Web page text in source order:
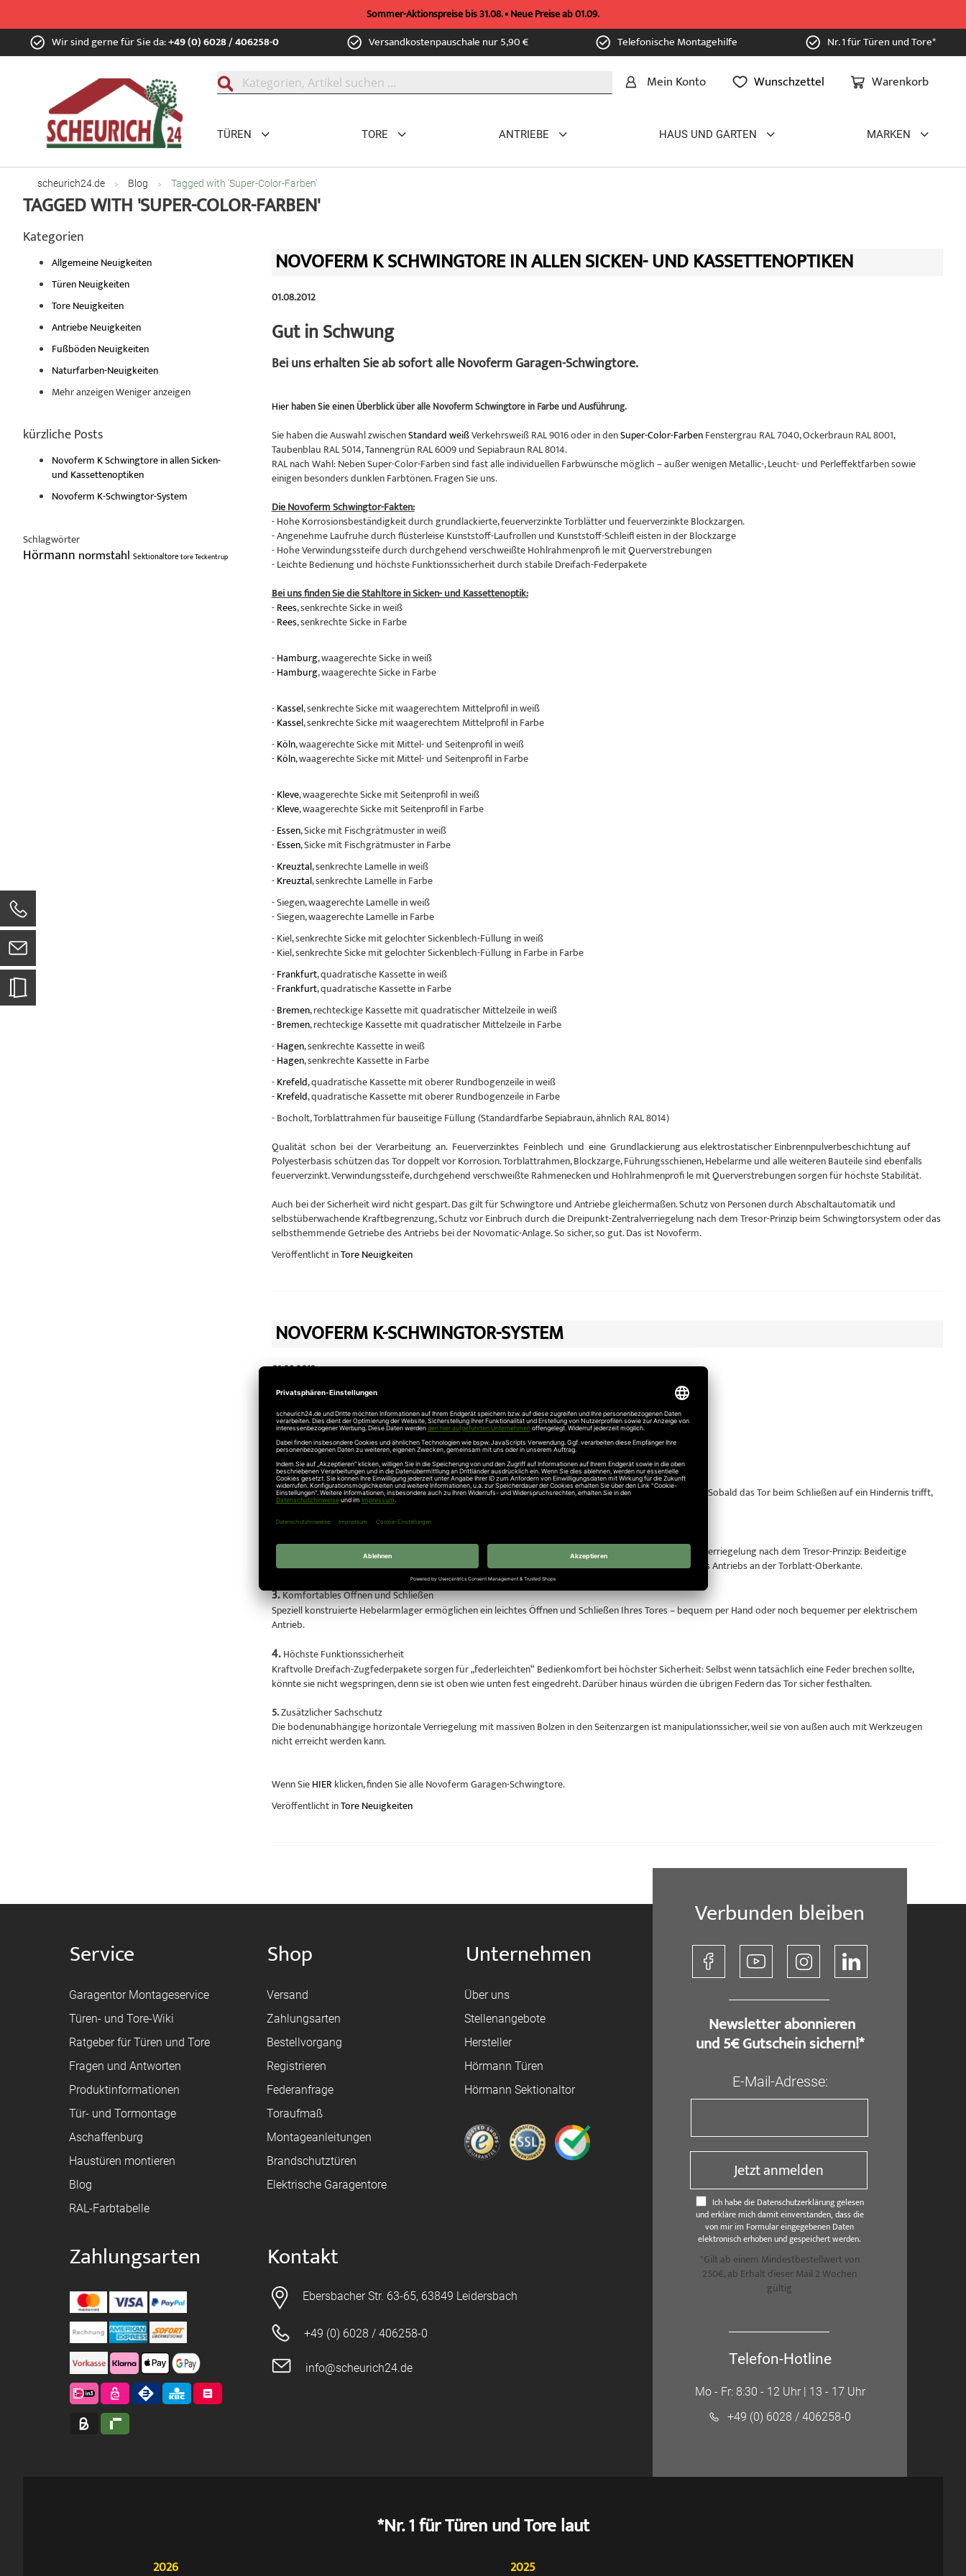
Sommer-Aktionspreise bis 31.08. • Neue Preise ab 01.09.
Zum
Inhalt Wir sind gerne für Sie da:+49 (0) 6028 / 406258-0 Versandkostenpauschale nur 5,90 € Telefonische Montagehilfe Nr. 1 für Türen und Tore*
Warenkorb
Mein Konto Wunschzettel
TÜREN TORE ANTRIEBE HAUS UND GARTEN MARKEN
scheurich24.de Blog Tagged with 'Super-Color-Farben'
TAGGED WITH 'SUPER-COLOR-FARBEN'
NOVOFERM K SCHWINGTORE IN ALLEN SICKEN- UND KASSETTENOPTIKEN
01.08.2012
Gut in Schwung
Bei uns erhalten Sie ab sofort alle Novoferm Garagen-Schwingtore.
Hier haben Sie einen Überblick über alle Novoferm Schwingtore in Farbe und Ausführung.
Sie haben die Auswahl zwischenStandard weißVerkehrsweiß RAL 9016 oder in denSuper-Color-FarbenFenstergrau RAL 7040, Ockerbraun RAL 8001,
Taubenblau RAL 5014, Tannengrün RAL 6009 und Sepiabraun RAL 8014.
RAL nach Wahl: Neben Super-Color-Farben sind fast alle individuellen Farbwünsche möglich – außer wenigen Metallic-, Leucht- und Perleffektfarben sowie
einigen besonders dunklen Farbtönen. Fragen Sie uns.
Die Novoferm Schwingtor-Fakten:
- Hohe Korrosionsbeständigkeit durch grundlackierte, feuerverzinkte Torblätter und feuerverzinkte Blockzargen.
- Angenehme Laufruhe durch flüsterleise Kunststoff-Laufrollen und Kunststoff-Schleifl eisten in der Blockzarge
- Hohe Verwindungssteife durch durchgehend verschweißte Hohlrahmenprofi le mit Querverstrebungen
- Leichte Bedienung und höchste Funktionssicherheit durch stabile Dreifach-Federpakete
Bei uns finden Sie die Stahltore in Sicken- und Kassettenoptik:
-Rees, senkrechte Sicke in weiß
-Rees, senkrechte Sicke in Farbe
-Hamburg, waagerechte Sicke in weiß
-Hamburg, waagerechte Sicke in Farbe
-Kassel, senkrechte Sicke mit waagerechtem Mittelprofil in weiß
-Kassel, senkrechte Sicke mit waagerechtem Mittelprofil in Farbe
-Köln, waagerechte Sicke mit Mittel- und Seitenprofil in weiß
-Köln, waagerechte Sicke mit Mittel- und Seitenprofil in Farbe
-Kleve, waagerechte Sicke mit Seitenprofil in weiß
-Kleve, waagerechte Sicke mit Seitenprofil in Farbe
-Essen, Sicke mit Fischgrätmuster in weiß
-Essen, Sicke mit Fischgrätmuster in Farbe
-Kreuztal, senkrechte Lamelle in weiß
-Kreuztal, senkrechte Lamelle in Farbe
- Siegen, waagerechte Lamelle in weiß
- Siegen, waagerechte Lamelle in Farbe
- Kiel, senkrechte Sicke mit gelochter Sickenblech-Füllung in weiß
- Kiel, senkrechte Sicke mit gelochter Sickenblech-Füllung in Farbe in Farbe
-Frankfurt, quadratische Kassette in weiß
-Frankfurt, quadratische Kassette in Farbe
-Bremen, rechteckige Kassette mit quadratischer Mittelzeile in weiß
-Bremen, rechteckige Kassette mit quadratischer Mittelzeile in Farbe
-Hagen, senkrechte Kassette in weiß
-Hagen, senkrechte Kassette in Farbe
-Krefeld, quadratische Kassette mit oberer Rundbogenzeile in weiß
-Krefeld, quadratische Kassette mit oberer Rundbogenzeile in Farbe
- Bocholt, Torblattrahmen für bauseitige Füllung (Standardfarbe Sepiabraun, ähnlich RAL 8014)
Qualität schon bei der Verarbeitung an. Feuerverzinktes Feinblech und eine Grundlackierung aus elektrostatischer Einbrennpulverbeschichtung auf
Polyesterbasis schützen das Tor doppelt vor Korrosion. Torblattrahmen, Blockzarge, Führungsschienen, Hebelarme und alle weiteren Bauteile sind ebenfalls
feuerverzinkt. Verwindungssteife, durchgehend verschweißte Rahmenecken und Hohlrahmenprofi le mit Querverstrebungen sorgen für höchste Stabilität.
Auch bei der Sicherheit wird nicht gespart. Das gilt für Schwingtore und Antriebe gleichermaßen. Schutz von Personen durch Abschaltautomatik und
selbstüberwachende Kraftbegrenzung, Schutz vor Einbruch durch die Dreipunkt-Zentralverriegelung nach dem Tresor-Prinzip beim Schwingtorsystem oder das
selbsthemmende Getriebe des Antriebs bei der Novomatic-Anlage. So sicher, so gut. Das ist Novoferm.
Veröffentlicht inTore Neuigkeiten
NOVOFERM K-SCHWINGTOR-SYSTEM
01.08.2012
Novoferm Schwingtor Modell Rees auch mit Antrieb erhältlich!
Kaufen Sie bei uns online das Novoferm Schwingtor-System.
1.Schützt Menschen: Das Tor, das sich selbst überwacht
Das Novoferm Schwingtor-System ist mit einer selbstüberwachenden Abschaltautomatik ausgestattet. Sobald das Tor beim Schließen auf ein Hindernis trifft,
ganz gleich, ob Gegenstand oder Person, stoppt und öffnet es sofort beim geringsten Widerstand.
Das automatische Novoferm Schwingtor-System schützt Ihr Eigentum zusätzlich durch eine Dreipunktverriegelung nach dem Tresor-Prinzip: Beideitige
Verriegelung durch massive Bolzen in der Zarge, zusätzliche Verriegelung durch die Selbsthemmung des Antriebs an der Torblatt-Oberkante.
3.Komfortables Öffnen und Schließen
Speziell konstruierte Hebelarmlager ermöglichen ein leichtes Öffnen und Schließen Ihres Tores – bequem per Hand oder noch bequemer per elektrischem
Antrieb.
4. Höchste Funktionssicherheit
Kraftvolle Dreifach-Zugfederpakete sorgen für „federleichten“ Bedienkomfort bei höchster Sicherheit: Selbst wenn tatsächlich eine Feder brechen sollte,
könnte sie nicht wegspringen, denn sie ist oben wie unten fest eingedreht. Darüber hinaus würden die übrigen Federn das Tor sicher festhalten.
5.Zusätzlicher Sachschutz
Die bodenunabhängige horizontale Verriegelung mit massiven Bolzen in den Seitenzargen ist manipulationssicher, weil sie von außen auch mit Werkzeugen
nicht erreicht werden kann.
Wenn SieHIER klicken, finden Sie alle Novoferm Garagen-Schwingtore.
Veröffentlicht inTore Neuigkeiten
Kategorien
Allgemeine Neuigkeiten
Türen Neuigkeiten
Tore Neuigkeiten
Antriebe Neuigkeiten
Fußböden Neuigkeiten
Naturfarben-Neuigkeiten
Mehr anzeigenWeniger anzeigen
kürzliche Posts
Novoferm K Schwingtore in allen Sicken-
und Kassettenoptiken
Novoferm K-Schwingtor-System
Schlagwörter
Hörmann normstahl SektionaltoretoreTeckentrup
Service
Garagentor Montageservice
Türen- und Tore-Wiki
Ratgeber für Türen und Tore
Fragen und Antworten
Produktinformationen
Tür- und Tormontage
Aschaffenburg
Haustüren montieren
Blog
RAL-Farbtabelle
Shop
Versand
Zahlungsarten
Bestellvorgang
Registrieren
Federanfrage
Toraufmaß
Montageanleitungen
Brandschutztüren
Elektrische Garagentore
Unternehmen
Über uns
Stellenangebote
Hersteller
Hörmann Türen
Hörmann Sektionaltor
Zahlungsarten Kontakt
Ebersbacher Str. 63-65, 63849 Leidersbach
+49 (0) 6028 / 406258-0
info@scheurich24.de
Verbunden bleiben
​ Newsletter abonnieren
und 5€ Gutschein sichern!*
E-Mail-Adresse:
Jetzt anmelden
Ich habe die Datenschutzerklärung gelesen
und erkläre mich damit einverstanden, dass die
von mir im Formular eingegebenen Daten
elektronisch erhoben und gespeichert werden.
*Gilt ab einem Mindestbestellwert von
250€, ab Erhalt dieser Mail 2 Wochen
gültig
Telefon-Hotline
Mo - Fr: 8:30 - 12 Uhr | 13 - 17 Uhr
+49 (0) 6028 / 406258-0
*Nr. 1 für Türen und Tore laut
2026 2025